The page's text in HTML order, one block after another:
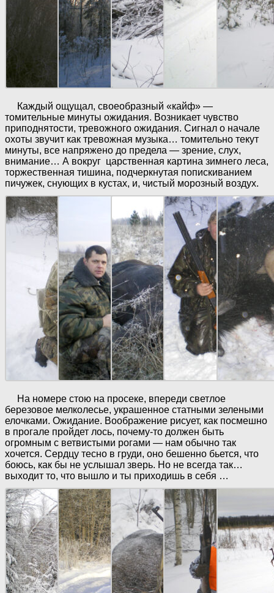
Каждый ощущал, своеобразный «кайф» —
томительные минуты ожидания. Возникает чувство
приподнятости, тревожного ожидания. Сигнал о начале
охоты звучит как тревожная музыка… томительно текут
минуты, все напряжено до предела — зрение, слух,
внимание… А вокруг царственная картина зимнего леса,
торжественная тишина, подчеркнутая попискиванием
пичужек, снующих в кустах, и, чистый морозный воздух.
На номере стою на просеке, впереди светлое
березовое мелколесье, украшенное статными зелеными
елочками. Ожидание. Воображение рисует, как посмешно
в прогале пройдет лось, почему-то должен быть
огромным с ветвистыми рогами — нам обычно так
хочется. Сердцу тесно в груди, оно бешенно бьется, что
боюсь, как бы не услышал зверь. Но не всегда так…
выходит то, что вышло и ты приходишь в себя …